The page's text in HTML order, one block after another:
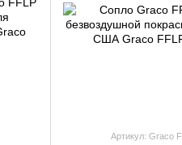
Артикул: Graco